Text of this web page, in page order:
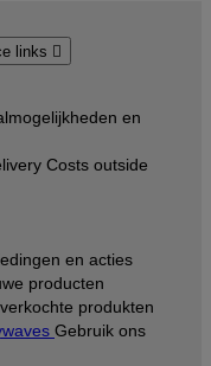
links 
en
Costs outside
en acties
producten
produkten
Gebruik ons